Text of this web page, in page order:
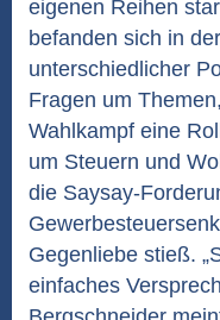
eigenen Reihen
befanden sich in
unterschiedlicher
Fragen um
Wahlkampf eine
um Steuern und
die Saysay-
Gegenliebe stieß.
einfaches